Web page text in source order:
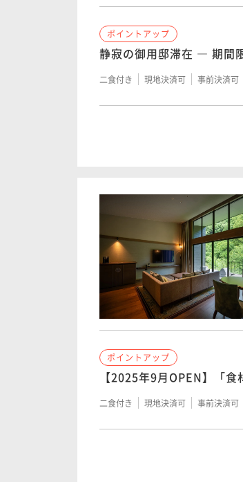
ポイントアップ
静寂の御用邸滞在 ― 期間
二食付き 現地決済可 事前決済可
【2025年9月OPEN】「
【連泊2Night】2泊目の夕
現地決済可 事前決済可
ポイントアップ
【2025年9月OPEN】「
二食付き 現地決済可 事前決済可